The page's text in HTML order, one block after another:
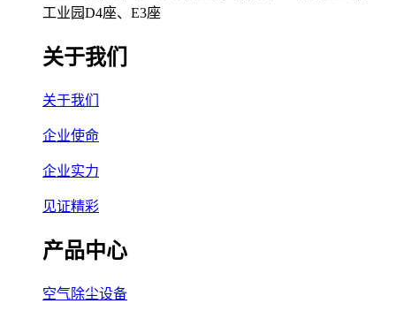
工业园D4座、E3座
关于我们
关于我们
企业使命
企业实力
见证精彩
产品中心
空气除尘设备